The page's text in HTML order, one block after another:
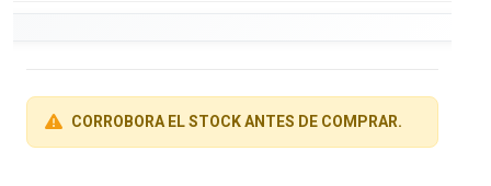
CORROBORA EL STOCK ANTES DE COMPRAR.